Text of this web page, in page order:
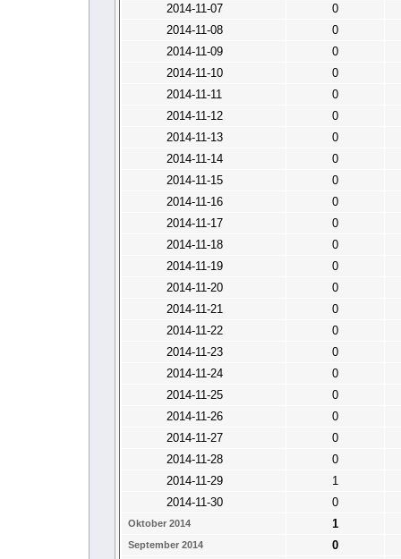
2014-11-07
0
2014-11-08
0
2014-11-09
0
2014-11-10
0
2014-11-11
0
2014-11-12
0
2014-11-13
0
2014-11-14
0
2014-11-15
0
2014-11-16
0
2014-11-17
0
2014-11-18
0
2014-11-19
0
2014-11-20
0
2014-11-21
0
2014-11-22
0
2014-11-23
0
2014-11-24
0
2014-11-25
0
2014-11-26
0
2014-11-27
0
2014-11-28
0
2014-11-29
1
2014-11-30
0
Oktober 2014 1
September 2014 0